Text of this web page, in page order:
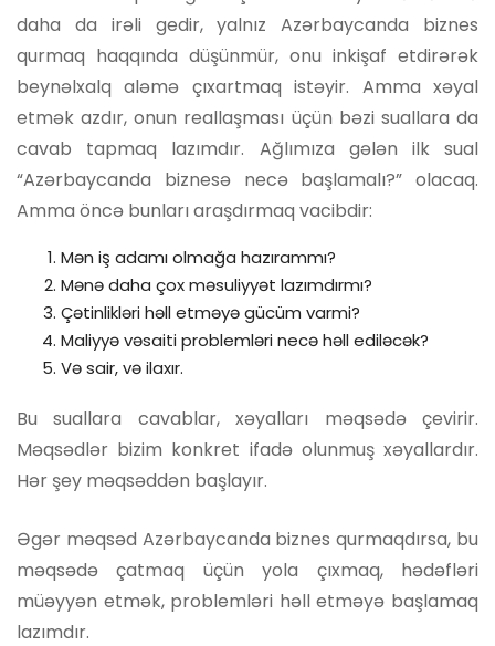
daha da irəli gedir, yalnız Azərbaycanda biznes
qurmaq haqqında düşünmür, onu inkişaf etdirərək
beynəlxalq aləmə çıxartmaq istəyir. Amma xəyal
etmək azdır, onun reallaşması üçün bəzi suallara da
cavab tapmaq lazımdır. Ağlımıza gələn ilk sual
“Azərbaycanda biznesə necə başlamalı?” olacaq.
Amma öncə bunları araşdırmaq vacibdir:
Mən iş adamı olmağa hazırammı?
Mənə daha çox məsuliyyət lazımdırmı?
Çətinlikləri həll etməyə gücüm varmi?
Maliyyə vəsaiti problemləri necə həll ediləcək?
Və sair, və ilaxır.
Bu suallara cavablar, xəyalları məqsədə çevirir.
Məqsədlər bizim konkret ifadə olunmuş xəyallardır.
Hər şey məqsəddən başlayır.
Əgər məqsəd Azərbaycanda biznes qurmaqdırsa, bu
məqsədə çatmaq üçün yola çıxmaq, hədəfləri
müəyyən etmək, problemləri həll etməyə başlamaq
lazımdır.